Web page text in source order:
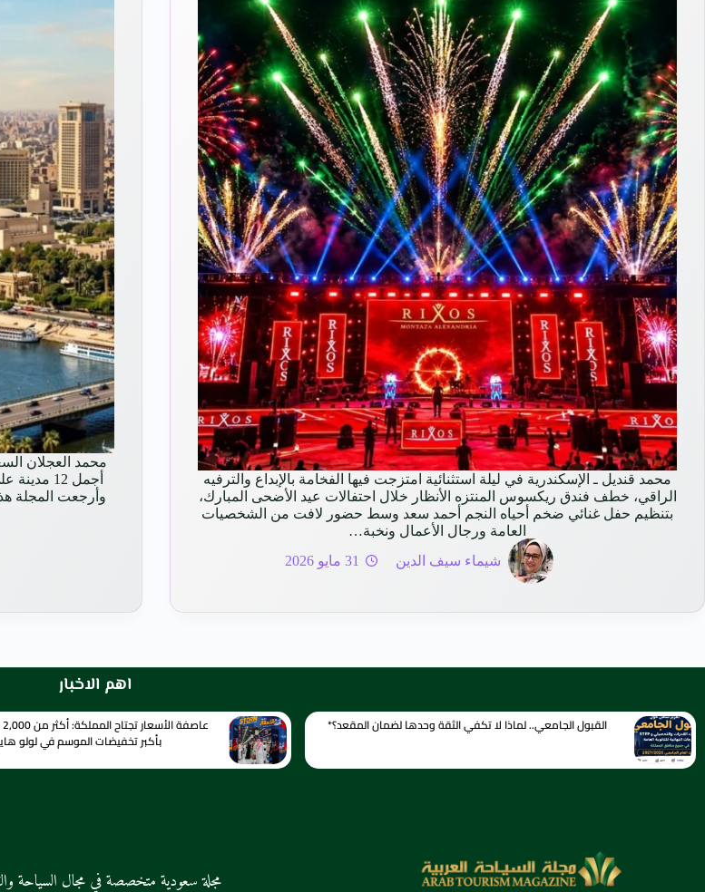
محمد قنديل ـ الإسكندرية في ليلة استثنائية امتزجت فيها الفخامة بالإبداع والترفيه
الراقي، خطف فندق ريكسوس المنتزه الأنظار خلال احتفالات عيد الأضحى المبارك،
بتنظيم حفل غنائي ضخم أحياه النجم أحمد سعد وسط حضور لافت من الشخصيات
العامة ورجال الأعمال ونخبة…
شيماء سيف الدين
31 مايو 2026
محمد العجلان
وأرجعت المجلة
اهم الاخبار
القبول الجامعي.. لماذا لا تكفي الثقة وحدها لضمان المقعد؟*
بأكبر تخفيضات الموسم في لولو
مجلة سعودية متخصصة في مجال السياحة